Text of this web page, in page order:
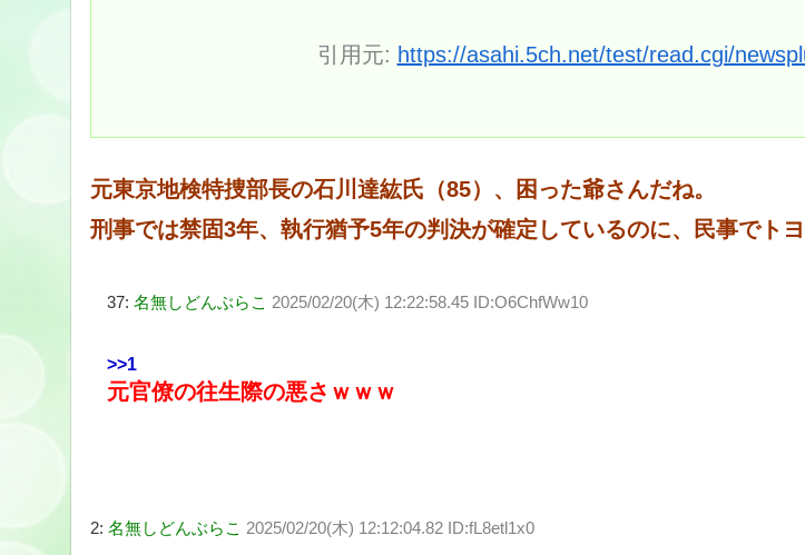
引用元: https://asahi.5ch.net/test/read.cgi/
元東京地検特捜部長の石川達紘氏（85）、困った爺さんだね。
刑事では禁固3年、執行猶予5年の判決が確定しているのに、民事でトヨ
37: 名無しどんぶらこ 2025/02/20(木) 12:22:58.45 ID:O6ChfWw10
>>1
元官僚の往生際の悪さｗｗｗ
2: 名無しどんぶらこ 2025/02/20(木) 12:12:04.82 ID:fL8etl1x0